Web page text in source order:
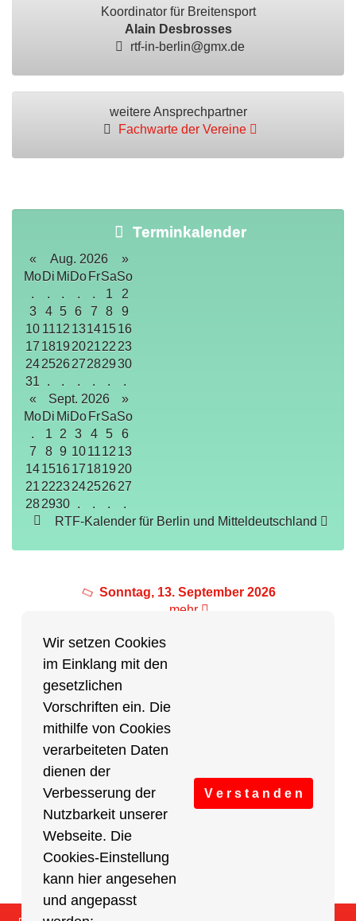
Wir setzen Cookies
im Einklang mit den
gesetzlichen
Vorschriften ein. Die
mithilfe von Cookies
verarbeiteten Daten
dienen der
Verbesserung der
Nutzbarkeit unserer
Webseite. Die
Cookies-Einstellung
kann hier angesehen
und angepasst
V e r s t a n d e n
Koordinator für Breitensport
Alain Desbrosses
rtf-in-berlin@gmx.de
weitere Ansprechpartner
Fachwarte der Vereine
Terminkalender
« Aug. 2026
»
MoDi MiDo FrSaSo
.
. . . . 1
2
3
4 5 6 7 8
9
10 1112 13141516
17 1819 202122 23
24252627282930
31
. . . . .
.
«
Sept. 2026
»
MoDi MiDo FrSaSo
.
1 2 3 4 5
6
7
8 9 10 1112 13
141516171819 20
21 222324252627
282930 . . .
.
RTF-Kalender für Berlin und Mitteldeutschland
Sonntag, 13. September 2026
mehr
Partner des Breitensports